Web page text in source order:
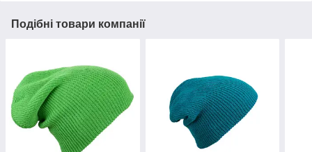
Подібні товари компанії